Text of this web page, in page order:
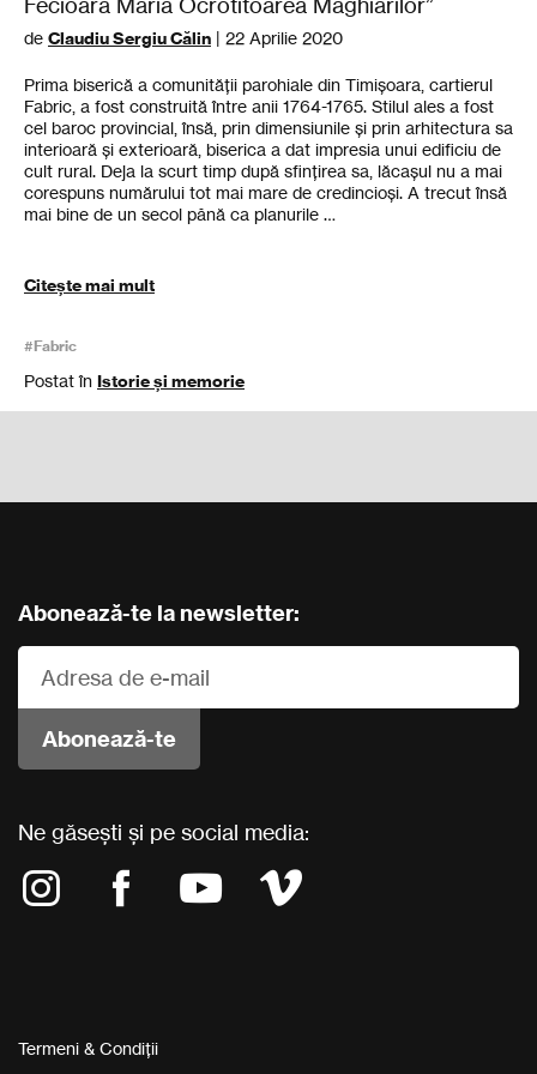
de Claudiu Sergiu Călin | 22 Aprilie 2020
Prima biserică a comunităţii parohiale din Timişoara, cartierul
Fabric, a fost construită între anii 1764-1765. Stilul ales a fost
cel baroc provincial, însă, prin dimensiunile și prin arhitectura sa
interioară și exterioară, biserica a dat impresia unui edificiu de
cult rural. Deja la scurt timp după sfinţirea sa, lăcașul nu a mai
corespuns numărului tot mai mare de credincioși. A trecut însă
mai bine de un secol până ca planurile …
Citește mai mult
#Fabric
Postat în Istorie și memorie
Abonează-te la newsletter:
Ne găsești și pe social media:
Termeni & Condiții